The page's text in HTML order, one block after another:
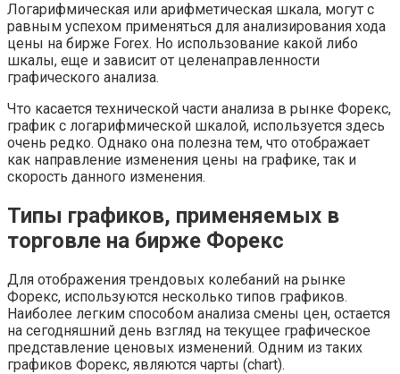
Логарифмическая или арифметическая шкала, могут с
равным успехом применяться для анализирования хода
цены на бирже Forex. Но использование какой либо
шкалы, еще и зависит от целенаправленности
графического анализа.
Что касается технической части анализа в рынке Форекс,
график с логарифмической шкалой, используется здесь
очень редко. Однако она полезна тем, что отображает
как направление изменения цены на графике, так и
скорость данного изменения.
Типы графиков, применяемых в
торговле на бирже Форекс
Для отображения трендовых колебаний на рынке
Форекс, используются несколько типов графиков.
Наиболее легким способом анализа смены цен, остается
на сегодняшний день взгляд на текущее графическое
представление ценовых изменений. Одним из таких
графиков Форекс, являются чарты (chart).